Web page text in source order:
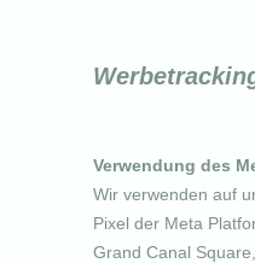
Verwendung des
Wir verwenden auf
Pixel der Meta
Grand Canal